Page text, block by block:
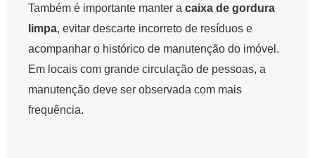
Também é importante manter a caixa de gordura
limpa, evitar descarte incorreto de resíduos e
acompanhar o histórico de manutenção do imóvel.
Em locais com grande circulação de pessoas, a
manutenção deve ser observada com mais
frequência.